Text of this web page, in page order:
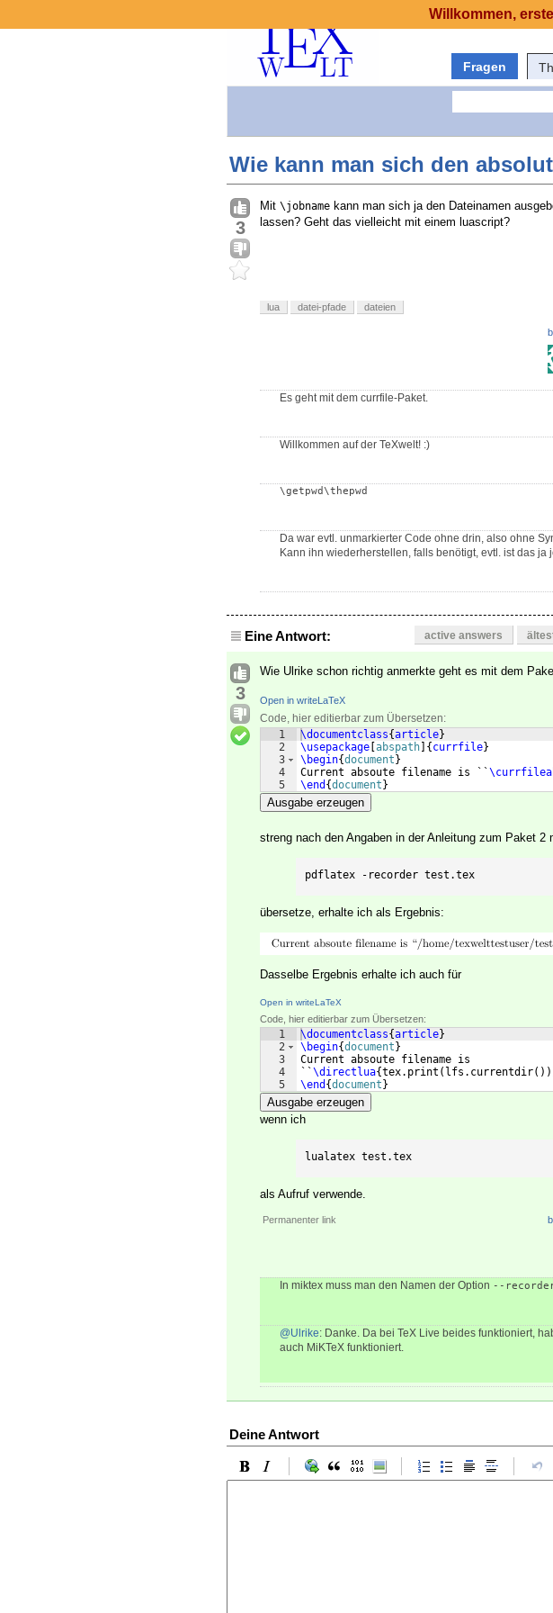
Fragen
Wie kann man sich den
3
Mit \jobname kann man sich ja den Dateinamen
lassen? Geht das vielleicht mit einem luascript?
lua datei-pfade dateien
Es geht mit dem currfile-Paket.
Willkommen auf der TeXwelt! :)
\getpwd\thepwd
Da war evtl. unmarkierter Code ohne drin, also ohne
Kann ihn wiederherstellen, falls benötigt, evtl. ist das ja
Eine Antwort: active answers
3
Wie Ulrike schon richtig anmerkte geht es mit dem
Open in writeLaTeX
Code, hier editierbar zum Übersetzen:
1
2
3
4
5
\documentclass{article}
\usepackage abspath { currfile}
\begin{document }
Current absoute filename is ``
\end {document }
Ausgabe erzeugen
streng nach den Angaben in der Anleitung zum Paket 2
pdflatex -recorder test.tex
übersetze, erhalte ich als Ergebnis:
Dasselbe Ergebnis erhalte ich auch für
Open in writeLaTeX
Code, hier editierbar zum Übersetzen:
1
2
3
4
5
\documentclass{article}
\begin{document }
Current absoute filename is
``\directlua{tex.print ( lfs.currentdir(
\end {document }
Ausgabe erzeugen
wenn ich
lualatex test.tex
als Aufruf verwende.
Permanenter link
In miktex muss man den Namen der Option --
@Ulrike: Danke. Da bei TeX Live beides funktioniert,
auch MiKTeX funktioniert.
Deine Antwort
Willkommen,